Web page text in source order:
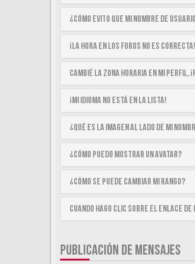
¿Cómo evito que mi nombre de
¡La hora en los foros no es correcta!
Cambié la zona horaria en mi
¡Mi idioma no está en la lista!
¿Qué es la imagen al lado de mi
¿Cómo puedo mostrar un avatar?
¿Cómo se puede cambiar mi rango?
Cuando hago clic sobre el enlace de
PUBLICACIÓN DE MENSAJES